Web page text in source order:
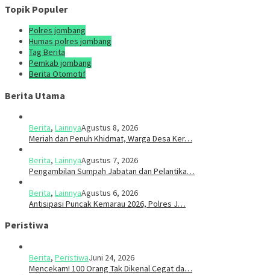
Topik Populer
Polres jombang
Humas polres jombang
Tag Berita
Pemkab jombang
Berita Otomotif
Berita Utama
Berita, LainnyaAgustus 8, 2026
Meriah dan Penuh Khidmat, Warga Desa Ker…
Berita, LainnyaAgustus 7, 2026
Pengambilan Sumpah Jabatan dan Pelantika…
Berita, LainnyaAgustus 6, 2026
Antisipasi Puncak Kemarau 2026, Polres J…
Peristiwa
Berita, PeristiwaJuni 24, 2026
Mencekam! 100 Orang Tak Dikenal Cegat da…